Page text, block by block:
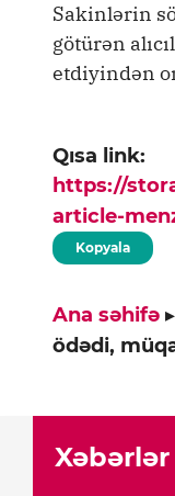
Sakinlərin
götürən
etdiyindən
Qısa link:
https://
article-
Kopyala
Ana səhifə ▸
ödədi,
Xəbərlər